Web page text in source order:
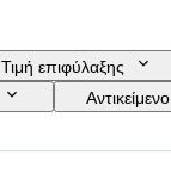
Τιμή επιφύλαξης
Αντικείμενο